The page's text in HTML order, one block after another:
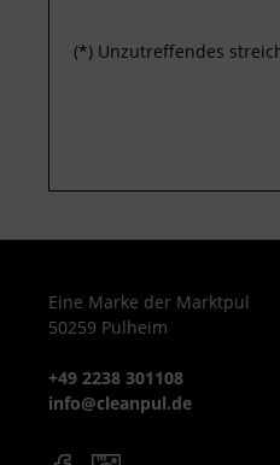
(*) Unzutreffendes
Eine Marke der Marktpul
50259 Pulheim
+49 2238 301108
info@cleanpul.de